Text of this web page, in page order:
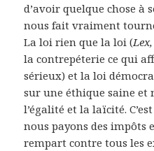
d’avoir quelque chose à
nous fait vraiment
La loi rien que la loi (
la contrepéterie ce qui
sérieux) et la loi
sur une éthique saine et
l’égalité et la laïcité.
nous payons des impôts
rempart contre tous les